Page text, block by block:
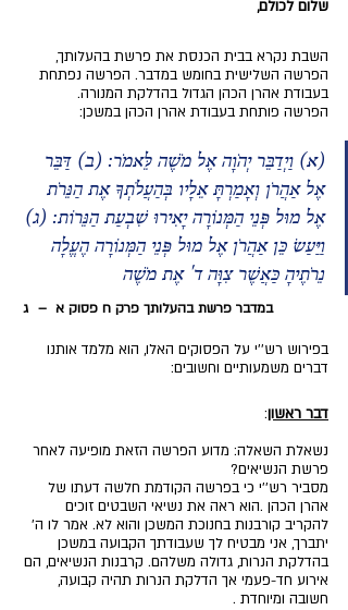
שלום לכולם,
השבת נקרא בבית הכנסת את פרשת בהעלותך,
הפרשה השלישית בחומש במדבר. הפרשה נפתחת
בעבודת אהרן הכהן הגדול בהדלקת המנורה.
הפרשה פותחת בעבודת אהרן הכהן במשכן:
(א) וַיְדַבֵּר יְהֹוָה אֶל מֹשֶׁה לֵּאמֹר: (ב) דַּבֵּר
אֶל אַהֲרֹן וְאָמַרְתָּ אֵלָיו בְּהַעֲלֹתְךָ אֶת הַנֵּרֹת
אֶל מוּל פְּנֵי הַמְּנוֹרָה יָאִירוּ שִׁבְעַת הַנֵּרוֹת: (ג)
וַיַּעַשׂ כֵּן אַהֲרֹן אֶל מוּל פְּנֵי הַמְּנוֹרָה הֶעֱלָה
נֵרֹתֶיהָ כַּאֲשֶׁר צִוָּה ד' אֶת מֹשֶׁה
במדבר פרשת בהעלותך פרק ח פסוק א  –  ג
בפירוש רש''י על הפסוקים האלו, הוא מלמד אותנו
דברים משמעותיים וחשובים:
דבר ראשון:
נשאלת השאלה: מדוע הפרשה הזאת מופיעה לאחר
פרשת הנשיאים?
מסביר רש''י כי בפרשה הקודמת חלשה דעתו של
אהרן הכהן .הוא ראה את נשיאי השבטים זוכים
להקריב קורבנות בחנוכת המשכן והוא לא. אמר לו ה'
יתברך, אני מבטיח לך שעבודתך הקבועה במשכן
בהדלקת הנרות, גדולה משלהם. קרבנות הנשיאים, הם
אירוע חד-פעמי אך הדלקת הנרות תהיה קבועה,
חשובה ומיוחדת .